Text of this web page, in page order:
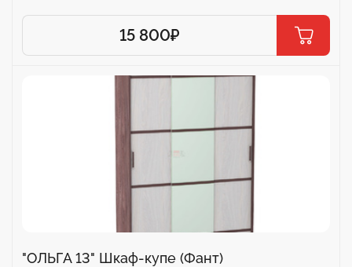
15 800₽
"ОЛЬГА 13" Шкаф-купе (Фант)